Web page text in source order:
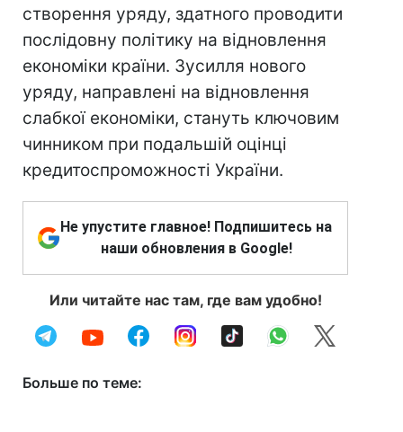
створення уряду, здатного проводити
послідовну політику на відновлення
економіки країни. Зусилля нового
уряду, направлені на відновлення
слабкої економіки, стануть ключовим
чинником при подальшій оцінці
кредитоспроможності України.
Не упустите главное! Подпишитесь на
наши обновления в Google!
Или читайте нас там, где вам удобно!
Больше по теме: